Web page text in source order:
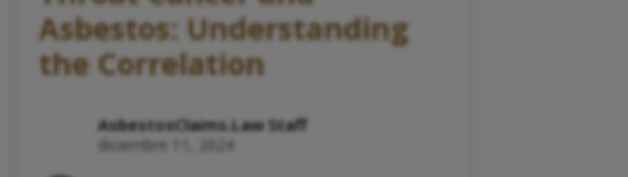
Asbestos: Understanding
the Correlation
AsbestosClaims.Law Staff
diciembre 11, 2024